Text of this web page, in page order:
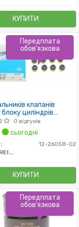
КУПИТИ
клапанів
циліндрів
0 відгуків
сьогодні
12-26058-02
VICTOR REINZ
КУПИТИ
Передплата
обов'язкова
Передплата
обов'язкова